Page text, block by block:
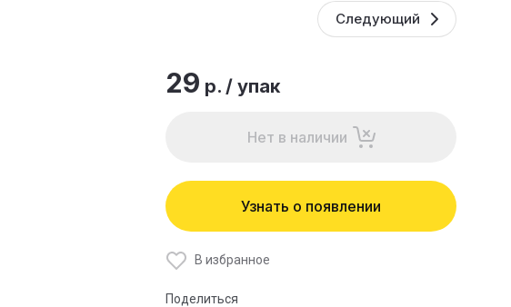
Следующий
29 р. / упак
Нет в наличии
Узнать о появлении
В избранное
Поделиться